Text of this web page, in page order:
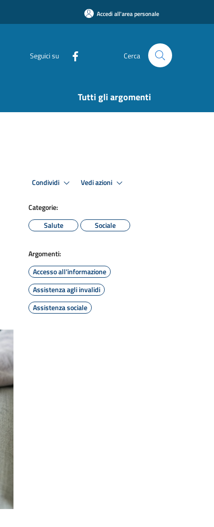
Accedi all'area personale
Seguici su Cerca
Tutti gli argomenti
Condividi Vedi azioni
Categorie:
Salute
Sociale
Argomenti:
Accesso all'informazione
Assistenza agli invalidi
Assistenza sociale